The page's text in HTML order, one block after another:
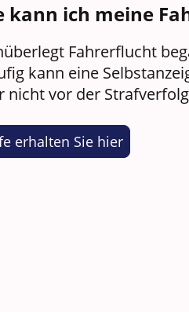
kann ich meine
Fahrerflucht
kann eine
nicht vor der
erhalten Sie hier